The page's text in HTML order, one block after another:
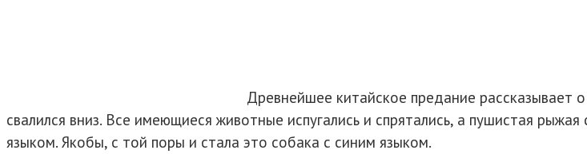
Древнейшее китайское предание рассказывает
свалился вниз. Все имеющиеся животные испугались и спрятались, а пушистая
языком. Якобы, с той поры и стала это собака с синим языком.